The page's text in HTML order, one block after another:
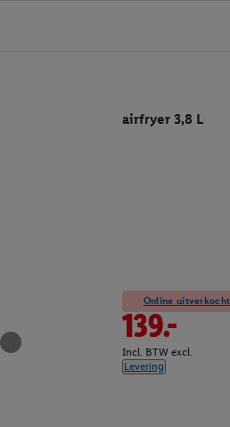
airfryer 3,8 L
Online
139.-
Incl. BTW excl.
Levering